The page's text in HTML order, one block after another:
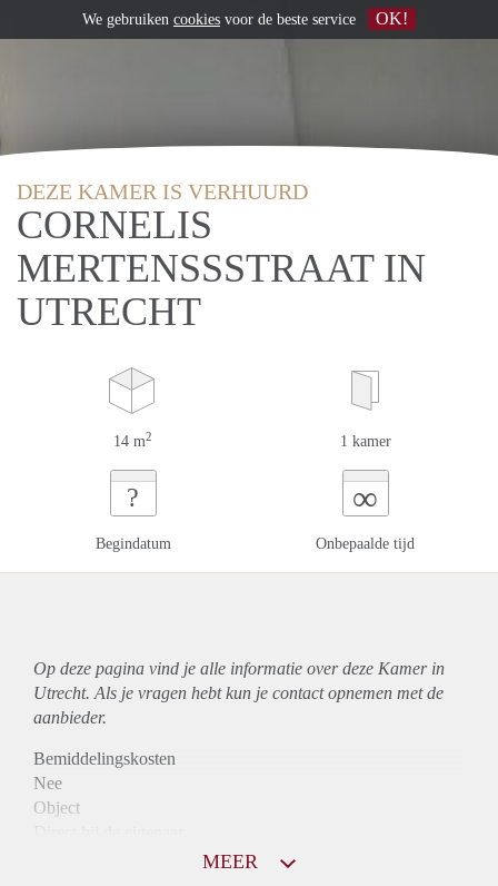
DEZE KAMER IS VERHUURD
CORNELIS
MERTENSSSTRAAT IN
UTRECHT
14 m2 1 kamer
?
Begindatum
∞
Onbepaalde tijd
Op deze pagina vind je alle informatie over deze Kamer in
Utrecht. Als je vragen hebt kun je contact opnemen met de
aanbieder.
Bemiddelingskosten
Nee
Object
MEER
We gebruiken cookies voor de beste service OK!